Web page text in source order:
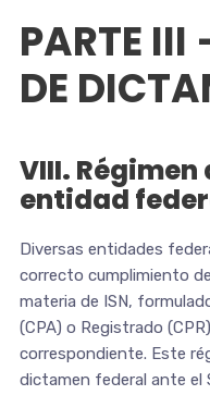
PARTE III
DE
VIII.
entidad
Diversas entidades
correcto cumplimiento
materia de ISN,
(CPA) o Registrado
correspondiente. Este
dictamen federal ante el